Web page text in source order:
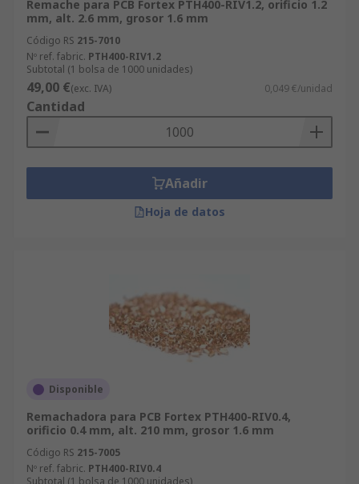
Remache para PCB Fortex PTH400-RIV1.2, orificio 1.2
mm, alt. 2.6 mm, grosor 1.6 mm
Código RS 215-7010
Nº ref. fabric. PTH400-RIV1.2
Subtotal (1 bolsa de 1000 unidades)
49,00 €(exc. IVA) 0,049 €/unidad
Cantidad
Añadir
Hoja de datos
Disponible
Remachadora para PCB Fortex PTH400-RIV0.4,
orificio 0.4 mm, alt. 210 mm, grosor 1.6 mm
Código RS 215-7005
Nº ref. fabric. PTH400-RIV0.4
Subtotal (1 bolsa de 1000 unidades)